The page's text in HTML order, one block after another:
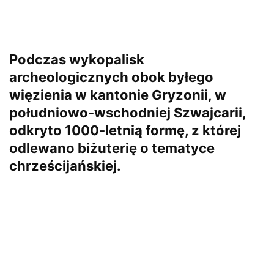
Podczas wykopalisk
archeologicznych obok byłego
więzienia w kantonie Gryzonii, w
południowo-wschodniej Szwajcarii,
odkryto 1000-letnią formę, z której
odlewano biżuterię o tematyce
chrześcijańskiej.